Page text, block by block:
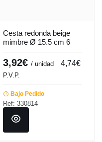
Cesta redonda beige
mimbre Ø 15,5 cm 6
cm Pro.mundi
3,92€ / unidad 4,74€
P.V.P.
Bajo Pedido
Ref: 330814